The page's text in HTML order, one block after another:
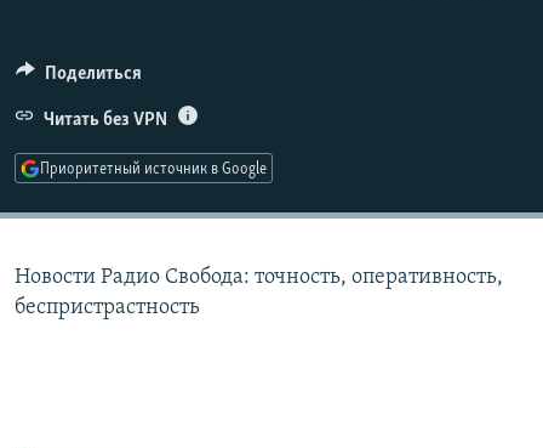
ПОДПИШИТЕСЬ НА РАССЫЛКУ
СОЦИАЛЬНЫЕ СЕТИ
Поделиться
Читать без VPN
Приоритетный источник в Google
Новости Радио Свобода: точность, оперативность,
беспристрастность